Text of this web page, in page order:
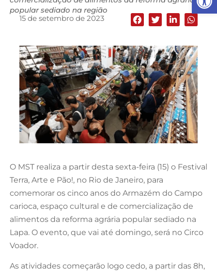
popular sediado na região
15 de setembro de 2023
O MST realiza a partir desta sexta-feira (15) o Festival
Terra, Arte e Pão!, no Rio de Janeiro, para
comemorar os cinco anos do Armazém do Campo
carioca, espaço cultural e de comercialização de
alimentos da reforma agrária popular sediado na
Lapa. O evento, que vai até domingo, será no Circo
Voador.
As atividades começarão logo cedo, a partir das 8h,